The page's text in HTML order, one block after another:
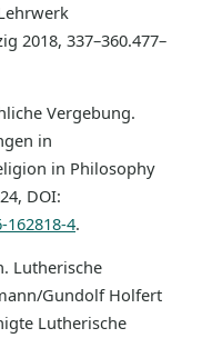
2018, 337–360.477–
Vergebung.
in
in Philosophy
DOI:
4.
Lutherische
Gundolf Holfert
Lutherische